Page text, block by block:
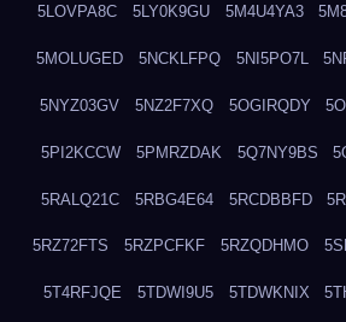
5LOVPA8C 5LY0K9GU 5M4U4YA3
5MOLUGED 5NCKLFPQ 5NI5PO7L
5NYZ03GV 5NZ2F7XQ 5OGIRQDY
5PI2KCCW 5PMRZDAK 5Q7NY9BS
5RALQ21C 5RBG4E64 5RCDBBFD
5RZ72FTS 5RZPCFKF 5RZQDHMO
5T4RFJQE 5TDWI9U5 5TDWKNIX